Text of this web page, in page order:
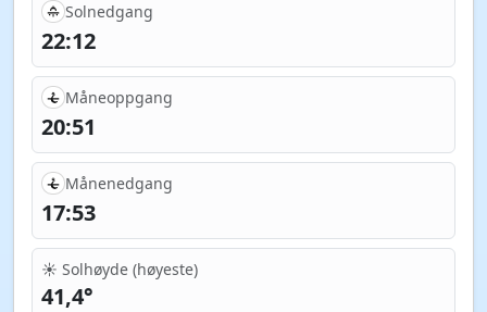
Solnedgang
22:12
Måneoppgang
20:51
Månenedgang
17:53
☀️ Solhøyde (høyeste)
41,4°